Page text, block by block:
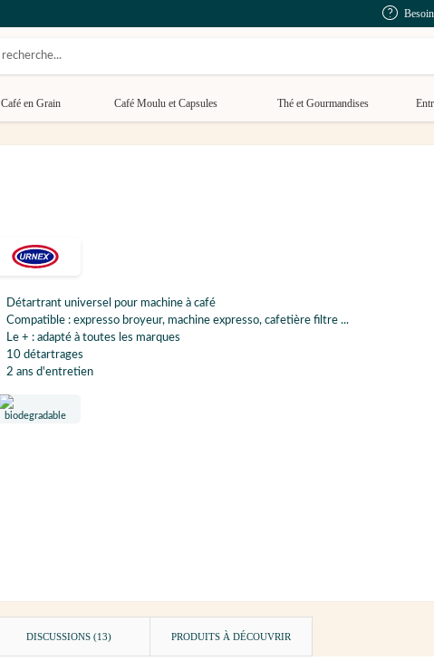
Café en Grain Café Moulu et Capsules Thé et Gourmandises
Détartrant universel pour machine à café
Compatible : expresso broyeur, machine expresso, cafetière filtre ...
Le + : adapté à toutes les marques
10 détartrages
2 ans d'entretien
DISCUSSIONS (13) PRODUITS À DÉCOUVRIR